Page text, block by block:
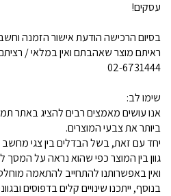
עסקים!
בסיום הרכישה הודעת אישור הזמנה
ראיתם מוצר שאהבתם ואין במלאי /
02-6731444
שימו לב:
אנו עושים מאמצים רבים להציג באתר
ביותר את צבעי המוצרים.
יחד עם זאת, בשל הבדלים בין צגי מחשב
גוון בין המוצר כפי שהוא נראה על המסך
ואין באפשרותנו להתחייב להתאמה
בנוסף, ייתכנו שינויים קלים בדפוסים